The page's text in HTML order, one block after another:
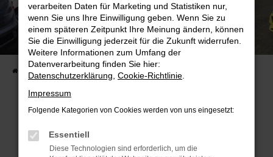
Unser Fahrzeugbestand vor Ort
Entdecken Sie unsere sofort verfügbaren
Fahrzeugangebote
Fehler: Network Error
Beim Laden ist ein Fehler aufgetreten.
verarbeiten Daten für Marketing und Statistiken nur,
wenn Sie uns Ihre Einwilligung geben. Wenn Sie zu
einem späteren Zeitpunkt Ihre Meinung ändern, können
Sie die Einwilligung jederzeit für die Zukunft widerrufen.
Weitere Informationen zum Umfang der
Datenverarbeitung finden Sie hier:
Datenschutzerklärung Cookie-Richtlinie
Impressum
Folgende Kategorien von Cookies werden von uns eingesetzt:
Essentiell
Diese Technologien sind erforderlich, um die